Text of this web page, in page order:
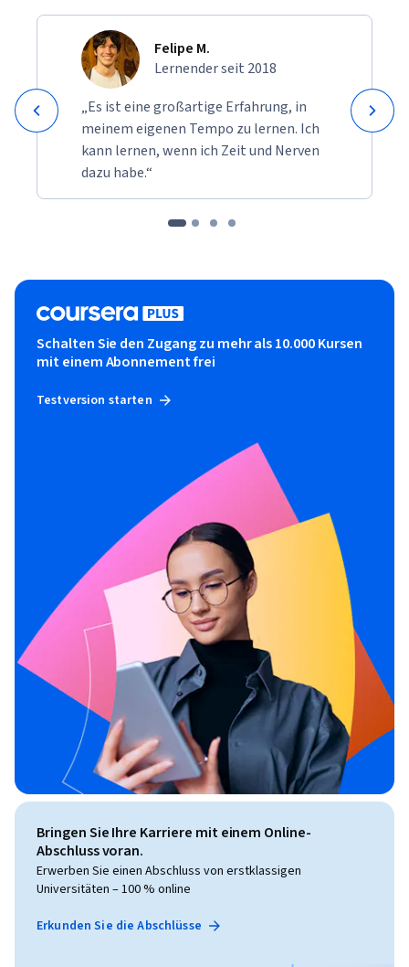
Felipe M.
Lernender seit 2018
„Es ist eine großartige Erfahrung, in
meinem eigenen Tempo zu lernen. Ich
kann lernen, wenn ich Zeit und Nerven
dazu habe.“
Schalten Sie den Zugang zu mehr als 10.000 Kursen
mit einem Abonnement frei
Testversion starten
Bringen Sie Ihre Karriere mit einem Online-
Abschluss voran.
Erwerben Sie einen Abschluss von erstklassigen
Universitäten – 100 % online
Erkunden Sie die Abschlüsse